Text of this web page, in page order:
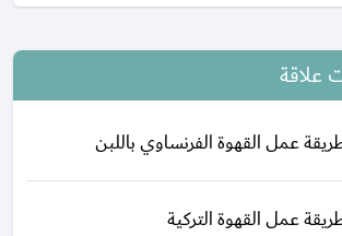
علاقة
عمل القهوة الفرنساوي باللبن
عمل القهوة التركية